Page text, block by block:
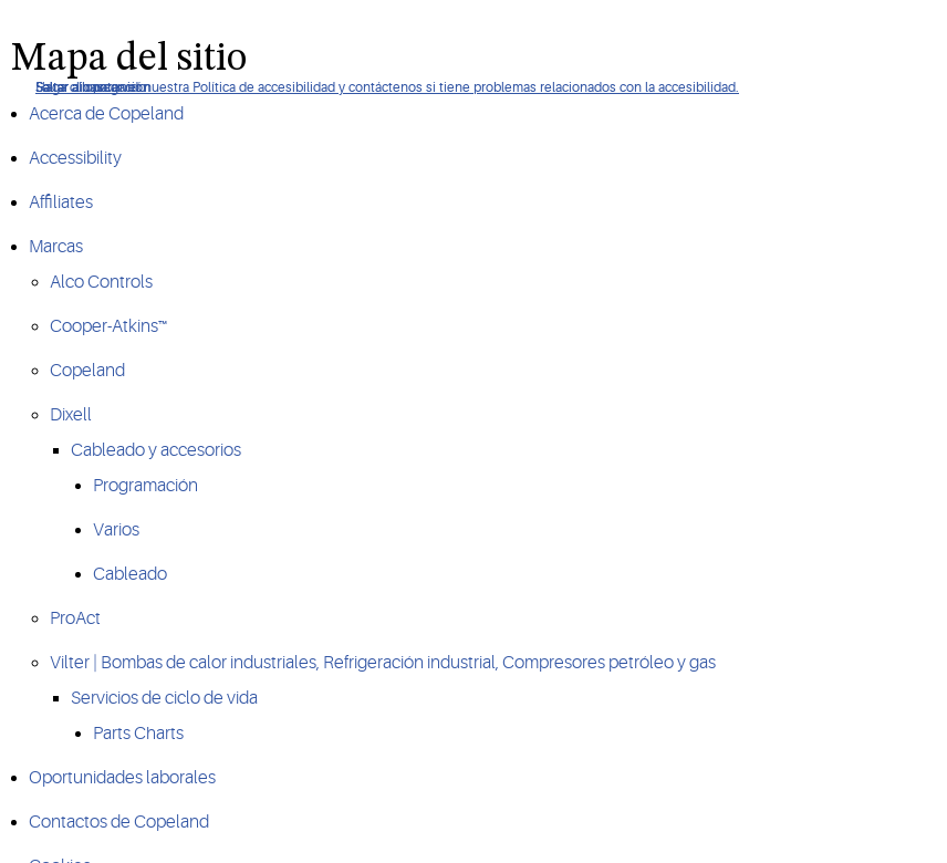
Haga clic para ver nuestra Política de accesibilidad y contáctenos si tiene problemas relacionados con la accesibilidad.
Saltar a navegación
Saltar al contenido
Saltar a buscar
Mapa del sitio
Acerca de Copeland
Accessibility
Affiliates
Marcas
Alco Controls
Cooper-Atkins™
Copeland
Dixell
Cableado y accesorios
Programación
Varios
Cableado
ProAct
Vilter | Bombas de calor industriales, Refrigeración industrial, Compresores petróleo y gas
Servicios de ciclo de vida
Parts Charts
Oportunidades laborales
Contactos de Copeland